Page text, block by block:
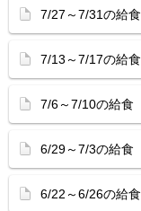
7/27～7/31の給食
7/13～7/17の給食
7/6～7/10の給食
6/29～7/3の給食
6/22～6/26の給食